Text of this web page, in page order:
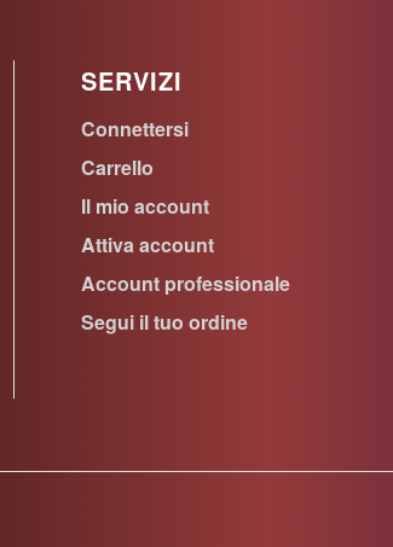
SERVIZI
Connettersi
Carrello
Il mio account
Attiva account
Account professionale
Segui il tuo ordine